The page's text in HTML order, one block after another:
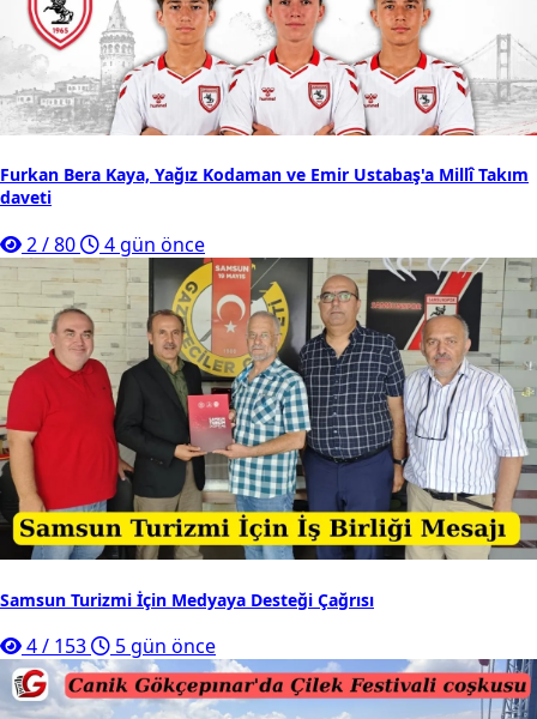
Furkan Bera Kaya, Yağız Kodaman ve Emir Ustabaş'a Millî Takım
daveti
2/80 4 gün önce
Samsun Turizmi İçin Medyaya Desteği Çağrısı
4/ 153 5 gün önce